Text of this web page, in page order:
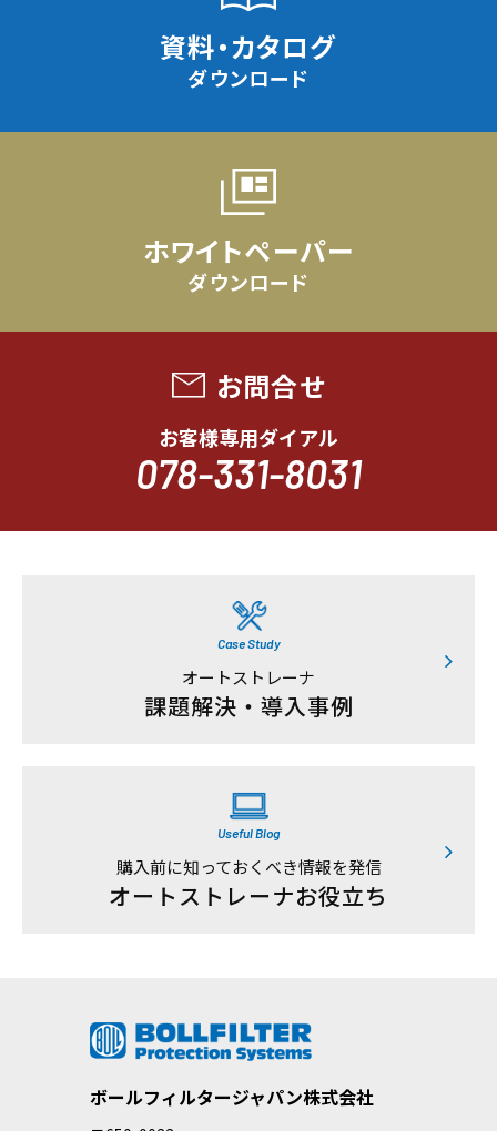
資料・カタログ
ダウンロード
ホワイトペーパー
ダウンロード
お問合せ
お客様専用ダイアル
078-331-8031
Case Study
オートストレーナ
課題解決・導入事例
Useful Blog
購入前に知っておくべき情報を発信
オートストレーナお役立ち
ボールフィルタージャパン株式会社